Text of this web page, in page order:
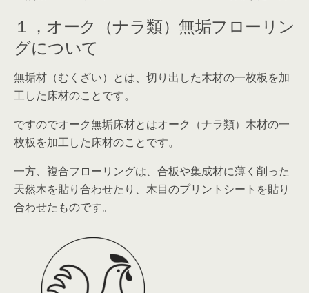
１，オーク（ナラ類）無垢フローリン
グについて
無垢材（むくざい）とは、切り出した木材の一枚板を加
工した床材のことです。
ですのでオーク無垢床材とはオーク（ナラ類）木材の一
枚板を加工した床材のことです。
一方、複合フローリングは、合板や集成材に薄く削った
天然木を貼り合わせたり、木目のプリントシートを貼り
合わせたものです。